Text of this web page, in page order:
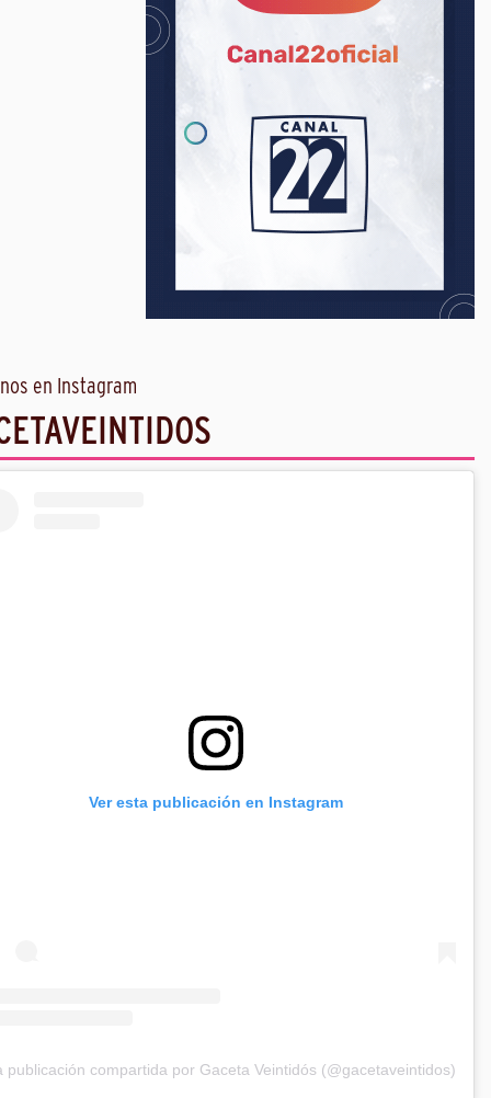
en Instagram
Ver esta publicación en Instagram
publicación compartida por Gaceta Veintidós (@gacetaveintidos)